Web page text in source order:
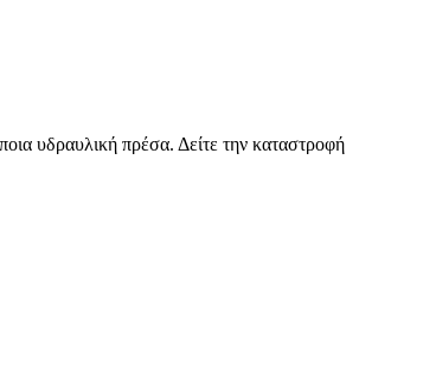
υδραυλική πρέσα. Δείτε την καταστροφή